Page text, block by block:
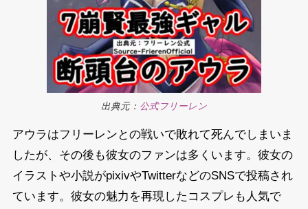
出典元： 公式フリーレン
アウラはフリーレンとの戦いで敗れて死んでしまいま
したが、その後も彼女のファンは多くいます。彼女の
イラストや小説がpixivやTwitterなどのSNSで投稿され
ています。彼女の魅力を再現したコスプレも人気で